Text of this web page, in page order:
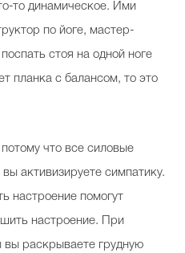
то динамическое. Ими
по йоге, мастер-
стоя на одной ноге
планка с балансом, то это
что все силовые
активизируете симпатику.
настроение помогут
настроение. При
вы раскрываете грудную